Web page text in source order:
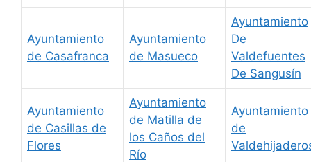
Ayuntamiento
de Casafranca
Ayuntamiento
de Masueco
Ayuntamiento
De
Valdefuentes
De Sangusín
Ayuntamiento
de Casillas de
Flores
Ayuntamiento
de Matilla de
los Caños del
Río
Ayuntamiento
de